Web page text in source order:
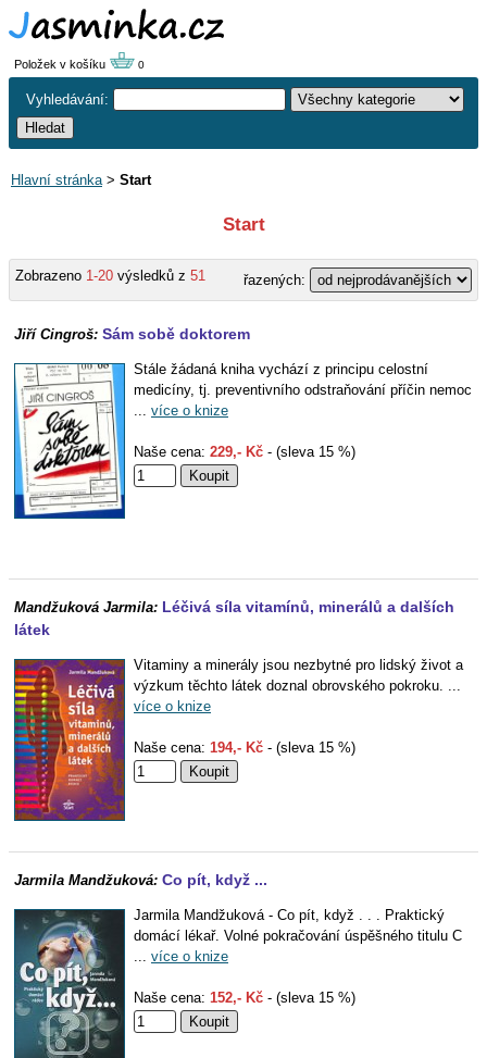
Položek v košíku 0
Vyhledávání:
Hlavní stránka> Start
Start
Zobrazeno 1-20 výsledků z 51 řazených:
Jiří Cingroš: Sám sobě doktorem
Stále žádaná kniha vychází z principu celostní
medicíny, tj. preventivního odstraňování příčin nemoc
... více o knize
Naše cena: 229,- Kč - (sleva 15 %)
Mandžuková Jarmila: Léčivá síla vitamínů, minerálů a dalších
látek
Vitaminy a minerály jsou nezbytné pro lidský život a
výzkum těchto látek doznal obrovského pokroku. ...
více o knize
Naše cena: 194,- Kč - (sleva 15 %)
Jarmila Mandžuková: Co pít, když ...
Jarmila Mandžuková - Co pít, když . . . Praktický
domácí lékař. Volné pokračování úspěšného titulu C
... více o knize
Naše cena: 152,- Kč - (sleva 15 %)